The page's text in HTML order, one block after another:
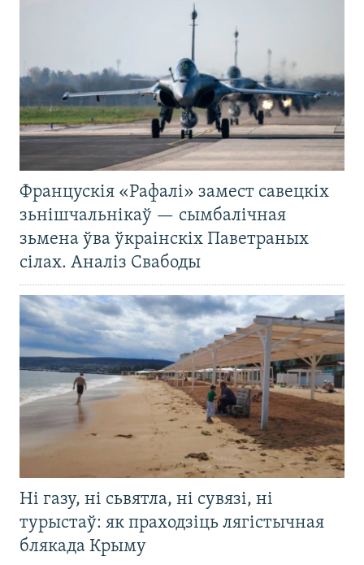
Францускія «Рафалі» замест савецкіх
зьнішчальнікаў — сымбалічная
зьмена ўва ўкраінскіх Паветраных
сілах. Аналіз Свабоды
Ні газу, ні сьвятла, ні сувязі, ні
турыстаў: як праходзіць лягістычная
блякада Крыму